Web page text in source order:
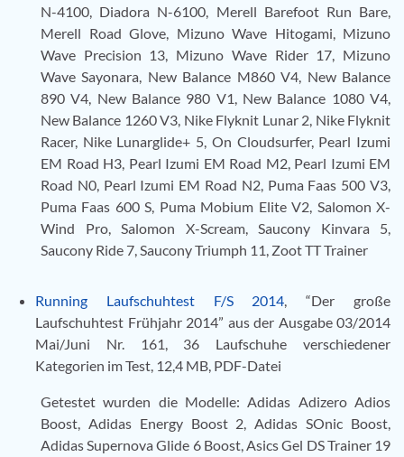
N-4100, Diadora N-6100, Merell Barefoot Run Bare,
Merell Road Glove, Mizuno Wave Hitogami, Mizuno
Wave Precision 13, Mizuno Wave Rider 17, Mizuno
Wave Sayonara, New Balance M860 V4, New Balance
890 V4, New Balance 980 V1, New Balance 1080 V4,
New Balance 1260 V3, Nike Flyknit Lunar 2, Nike Flyknit
Racer, Nike Lunarglide+ 5, On Cloudsurfer, Pearl Izumi
EM Road H3, Pearl Izumi EM Road M2, Pearl Izumi EM
Road N0, Pearl Izumi EM Road N2, Puma Faas 500 V3,
Puma Faas 600 S, Puma Mobium Elite V2, Salomon X-
Wind Pro, Salomon X-Scream, Saucony Kinvara 5,
Saucony Ride 7, Saucony Triumph 11, Zoot TT Trainer
Running Laufschuhtest F/S 2014, “Der große
Laufschuhtest Frühjahr 2014” aus der Ausgabe 03/2014
Mai/Juni Nr. 161, 36 Laufschuhe verschiedener
Kategorien im Test, 12,4 MB, PDF-Datei
Getestet wurden die Modelle: Adidas Adizero Adios
Boost, Adidas Energy Boost 2, Adidas SOnic Boost,
Adidas Supernova Glide 6 Boost, Asics Gel DS Trainer 19